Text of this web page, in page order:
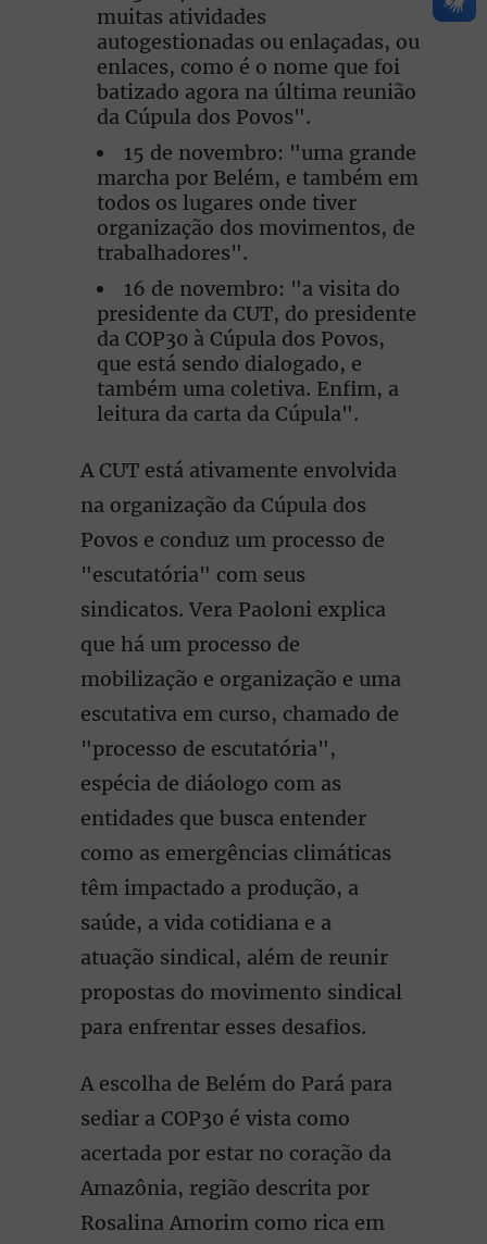
muitas atividades
autogestionadas ou enlaçadas, ou
enlaces, como é o nome que foi
batizado agora na última reunião
da Cúpula dos Povos".
15 de novembro: "uma grande
marcha por Belém, e também em
todos os lugares onde tiver
organização dos movimentos, de
trabalhadores".
16 de novembro: "a visita do
presidente da CUT, do presidente
da COP30 à Cúpula dos Povos,
que está sendo dialogado, e
também uma coletiva. Enfim, a
leitura da carta da Cúpula".
A CUT está ativamente envolvida
na organização da Cúpula dos
Povos e conduz um processo de
"escutatória" com seus
sindicatos. Vera Paoloni explica
que há um processo de
mobilização e organização e uma
escutativa em curso, chamado de
"processo de escutatória",
espécia de diáologo com as
entidades que busca entender
como as emergências climáticas
têm impactado a produção, a
saúde, a vida cotidiana e a
atuação sindical, além de reunir
propostas do movimento sindical
para enfrentar esses desafios.
A escolha de Belém do Pará para
sediar a COP30 é vista como
acertada por estar no coração da
Amazônia, região descrita por
Rosalina Amorim como rica em